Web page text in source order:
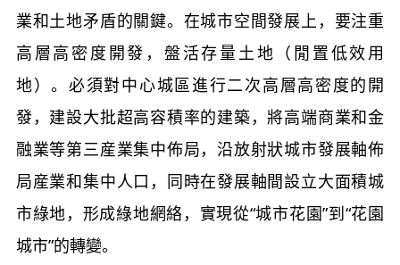
業和土地矛盾的關鍵。在城市空間發展上，要注重
高層高密度開發，盤活存量土地（閒置低效用
地）。必須對中心城區進行二次高層高密度的開
發，建設大批超高容積率的建築，將高端商業和金
融業等第三産業集中佈局，沿放射狀城市發展軸佈
局産業和集中人口，同時在發展軸間設立大面積城
市綠地，形成綠地網絡，實現從“城市花園”到“花園
城市”的轉變。